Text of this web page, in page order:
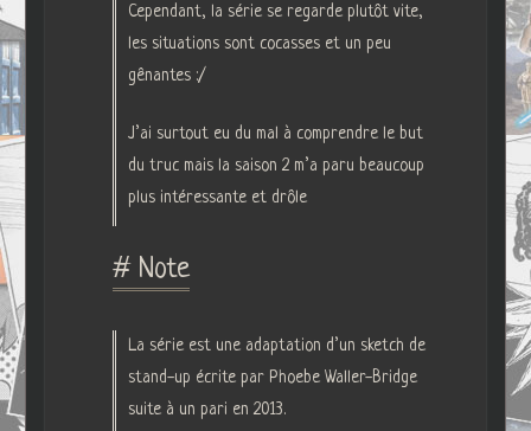
Cependant, la série se regarde plutôt vite,
les situations sont cocasses et un peu
gênantes :/
J’ai surtout eu du mal à comprendre le but
du truc mais la saison 2 m’a paru beaucoup
plus intéressante et drôle
# Note
La série est une adaptation d’un sketch de
stand-up écrite par Phoebe Waller-Bridge
suite à un pari en 2013.